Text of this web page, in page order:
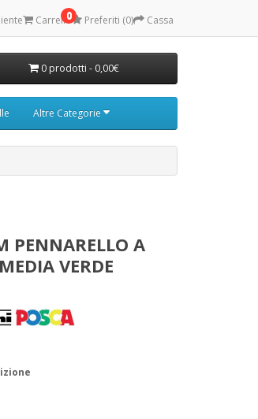
0
Carrello Preferiti (0) Cassa
0 prodotti - 0,00€
Altre Categorie
PENNARELLO A
VERDE